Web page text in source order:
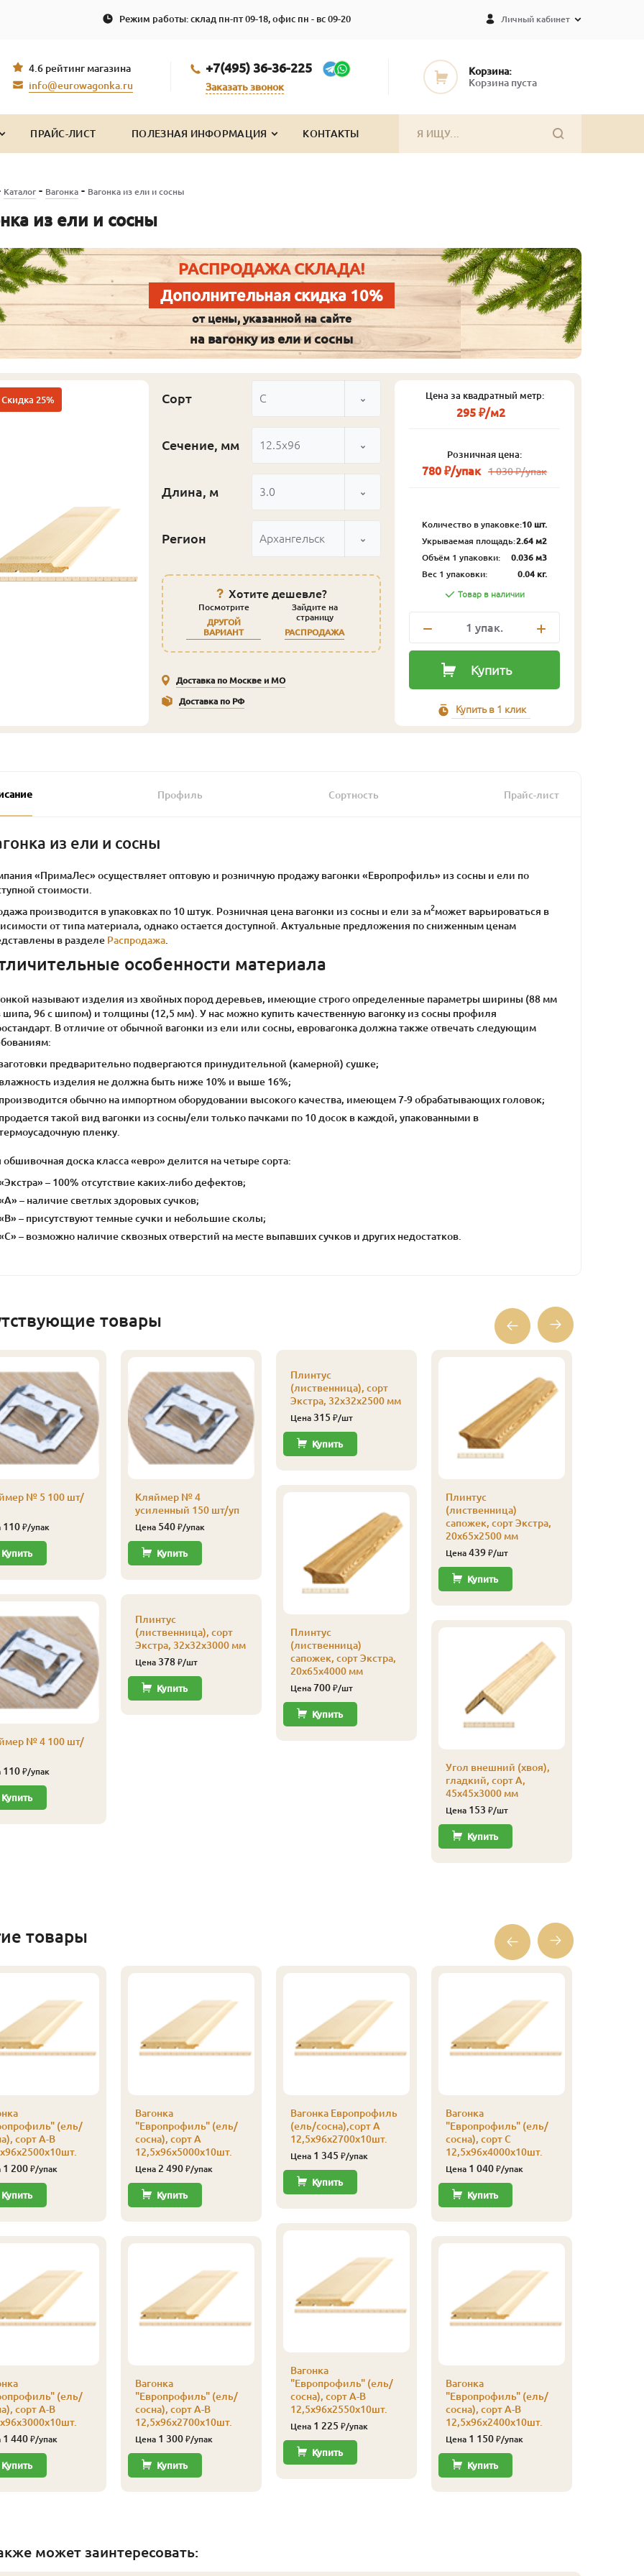
Режим работы: склад пн-пт 09-18, офис пн - вс 09-20 Личный кабинет
4.6 рейтинг магазина
info@eurowagonka.ru
+7(495) 36-36-225
Заказать звонок
Корзина:
Корзина пуста
ПРАЙС-ЛИСТ ПОЛЕЗНАЯ ИНФОРМАЦИЯ КОНТАКТЫ
Каталог- Вагонка- Вагонка из ели и сосны
из ели и сосны
РАСПРОДАЖА СКЛАДА!
Дополнительная скидка 10%
от цены, указанной на сайте
на вагонку из ели и сосны
Скидка 25% Сорт С
Сечение, мм 12.5x96
Длина, м 3.0
Регион Архангельск
Хотите дешевле?
Посмотрите
ДРУГОЙ
ВАРИАНТ
Зайдите на
страницу
РАСПРОДАЖА
Доставка по Москве и МО
Доставка по РФ
Цена за квадратный метр:
295 ₽/м2
Розничная цена:
780 ₽/упак 1 030 ₽/упак
Количество в упаковке:10 шт.
Укрываемая площадь:2.64 м2
Объём 1 упаковки:
0.036 м3
Вес 1 упаковки:
0.04 кг.
Товар в наличии
1 упак.
Купить
Купить в 1 клик
Профиль Сортность Прайс-лист
из ели и сосны
«ПримаЛес» осуществляет оптовую и розничную продажу вагонки «Европрофиль» из сосны и ели по
стоимости.
производится в упаковках по 10 штук. Розничная цена вагонки из сосны и ели за м2может варьироваться в
от типа материала, однако остается доступной. Актуальные предложения по сниженным ценам
в разделе Распродажа.
особенности материала
называют изделия из хвойных пород деревьев, имеющие строго определенные параметры ширины (88 мм
шипа, 96 с шипом) и толщины (12,5 мм). У нас можно купить качественную вагонку из сосны профиля
В отличие от обычной вагонки из ели или сосны, евровагонка должна также отвечать следующим
заготовки предварительно подвергаются принудительной (камерной) сушке;
влажность изделия не должна быть ниже 10% и выше 16%;
производится обычно на импортном оборудовании высокого качества, имеющем 7-9 обрабатывающих головок;
продается такой вид вагонки из сосны/ели только пачками по 10 досок в каждой, упакованными в
пленку.
обшивочная доска класса «евро» делится на четыре сорта:
– 100% отсутствие каких-либо дефектов;
– наличие светлых здоровых сучков;
– присутствуют темные сучки и небольшие сколы;
– возможно наличие сквозных отверстий на месте выпавших сучков и других недостатков.
товары
№ 5 100 шт/
110₽/упак
Купить
№ 4 100 шт/
110₽/упак
Купить
Кляймер № 4
усиленный 150 шт/уп
Цена 540₽/упак
Купить
Плинтус
(лиственница), сорт
Экстра, 32х32х3000 мм
Цена 378₽/шт
Купить
Плинтус
(лиственница), сорт
Экстра, 32х32х2500 мм
Цена 315 ₽/шт
Купить
Плинтус
(лиственница)
сапожек, сорт Экстра,
20х65х4000 мм
Цена 700₽/шт
Купить
Плинтус
(лиственница)
сапожек, сорт Экстра,
20х65х2500 мм
Цена 439₽/шт
Купить
Угол внешний (хвоя),
гладкий, сорт А,
45х45х3000 мм
Цена 153 ₽/шт
Купить
товары
(ель/
сорт А-В
1 200₽/упак
Купить
(ель/
сорт А-В
1 440₽/упак
Купить
Вагонка
"Европрофиль" (ель/
сосна), сорт А
12,5х96х5000х10шт.
Цена 2 490₽/упак
Купить
Вагонка
"Европрофиль" (ель/
сосна), сорт А-В
12,5х96х2700х10шт.
Цена 1 300₽/упак
Купить
Вагонка Европрофиль
(ель/сосна),сорт А
12,5х96х2700х10шт.
Цена 1 345 ₽/упак
Купить
Вагонка
"Европрофиль" (ель/
сосна), сорт А-В
12,5х96х2550х10шт.
Цена 1 225 ₽/упак
Купить
Вагонка
"Европрофиль" (ель/
сосна), сорт С
12,5х96х4000х10шт.
Цена 1 040₽/упак
Купить
Вагонка
"Европрофиль" (ель/
сосна), сорт А-В
12,5х96х2400х10шт.
Цена 1 150₽/упак
Купить
может заинтересовать: